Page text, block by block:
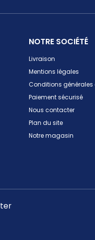
NOTRE SOCIÉTÉ
Livraison
Mentions légales
Conditions générales
Paiement sécurisé
Nous contacter
Plan du site
Notre magasin